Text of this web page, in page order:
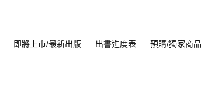
即將上市/最新出版 出書進度表 預購/獨家商品